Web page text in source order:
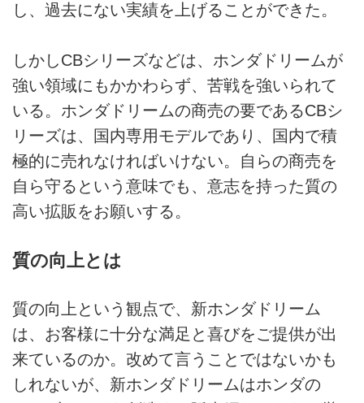
し、過去にない実績を上げることができた。
しかしCBシリーズなどは、ホンダドリームが
強い領域にもかかわらず、苦戦を強いられて
いる。ホンダドリームの商売の要であるCBシ
リーズは、国内専用モデルであり、国内で積
極的に売れなければいけない。自らの商売を
自ら守るという意味でも、意志を持った質の
高い拡販をお願いする。
質の向上とは
質の向上という観点で、新ホンダドリーム
は、お客様に十分な満足と喜びをご提供が出
来ているのか。改めて言うことではないかも
しれないが、新ホンダドリームはホンダの